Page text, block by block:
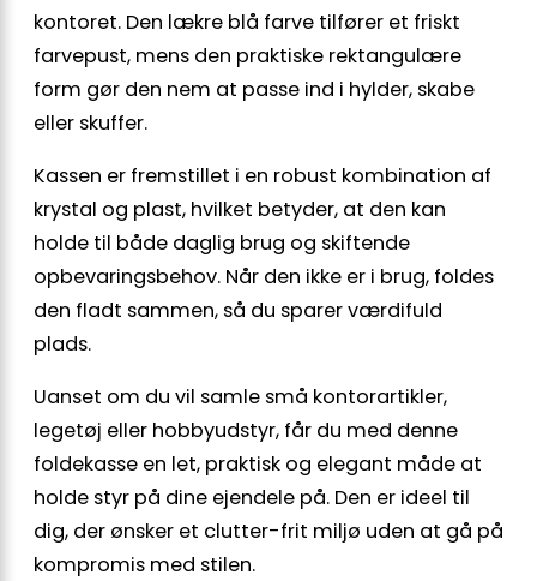
kontoret. Den lækre blå farve tilfører et friskt
farvepust, mens den praktiske rektangulære
form gør den nem at passe ind i hylder, skabe
eller skuffer.
Kassen er fremstillet i en robust kombination af
krystal og plast, hvilket betyder, at den kan
holde til både daglig brug og skiftende
opbevaringsbehov. Når den ikke er i brug, foldes
den fladt sammen, så du sparer værdifuld
plads.
Uanset om du vil samle små kontorartikler,
legetøj eller hobbyudstyr, får du med denne
foldekasse en let, praktisk og elegant måde at
holde styr på dine ejendele på. Den er ideel til
dig, der ønsker et clutter-frit miljø uden at gå på
kompromis med stilen.